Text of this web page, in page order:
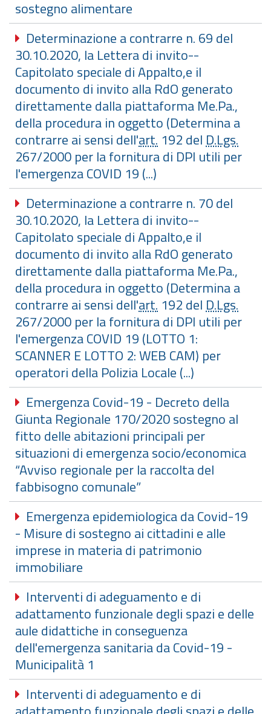
sostegno alimentare
Determinazione a contrarre n. 69 del
30.10.2020, la Lettera di invito--
Capitolato speciale di Appalto,e il
documento di invito alla RdO generato
direttamente dalla piattaforma Me.Pa.,
della procedura in oggetto (Determina a
contrarre ai sensi dell'art. 192 delD.Lgs.
267/2000 per la fornitura di DPI utili per
l'emergenza COVID 19 (...)
Determinazione a contrarre n. 70 del
30.10.2020, la Lettera di invito--
Capitolato speciale di Appalto,e il
documento di invito alla RdO generato
direttamente dalla piattaforma Me.Pa.,
della procedura in oggetto (Determina a
contrarre ai sensi dell'art. 192 delD.Lgs.
267/2000 per la fornitura di DPI utili per
l'emergenza COVID 19 (LOTTO 1:
SCANNER E LOTTO 2: WEB CAM) per
operatori della Polizia Locale (...)
Emergenza Covid-19 - Decreto della
Giunta Regionale 170/2020 sostegno al
fitto delle abitazioni principali per
situazioni di emergenza socio/economica
“Avviso regionale per la raccolta del
fabbisogno comunale”
Emergenza epidemiologica da Covid-19
- Misure di sostegno ai cittadini e alle
imprese in materia di patrimonio
immobiliare
Interventi di adeguamento e di
adattamento funzionale degli spazi e delle
aule didattiche in conseguenza
dell'emergenza sanitaria da Covid-19 -
Municipalità 1
Interventi di adeguamento e di